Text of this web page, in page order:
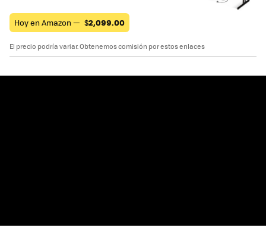
Hoy en Amazon — $2,099.00
El precio podría variar. Obtenemos comisión por estos enlaces